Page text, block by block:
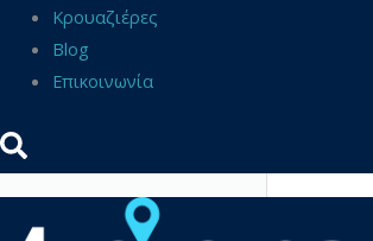
Κρουαζιέρες
Blog
Επικοινωνία